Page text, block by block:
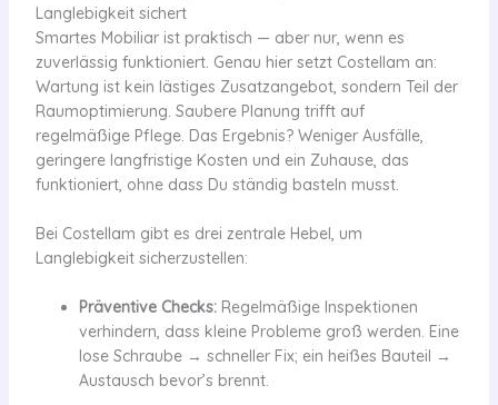
Langlebigkeit sichert
Smartes Mobiliar ist praktisch — aber nur, wenn es
zuverlässig funktioniert. Genau hier setzt Costellam an:
Wartung ist kein lästiges Zusatzangebot, sondern Teil der
Raumoptimierung. Saubere Planung trifft auf
regelmäßige Pflege. Das Ergebnis? Weniger Ausfälle,
geringere langfristige Kosten und ein Zuhause, das
funktioniert, ohne dass Du ständig basteln musst.
Bei Costellam gibt es drei zentrale Hebel, um
Langlebigkeit sicherzustellen:
Präventive Checks:Regelmäßige Inspektionen
verhindern, dass kleine Probleme groß werden. Eine
lose Schraube → schneller Fix; ein heißes Bauteil →
Austausch bevor’s brennt.